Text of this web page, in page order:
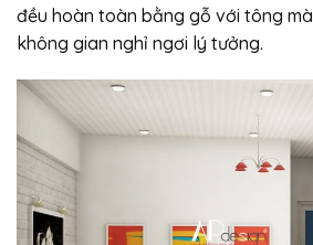
đều hoàn toàn bằng gỗ với tông
không gian nghỉ ngơi lý tưởng.